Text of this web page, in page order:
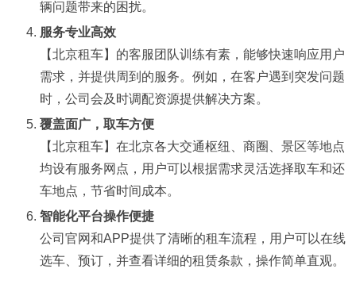
辆问题带来的困扰。
服务专业高效
【北京租车】的客服团队训练有素，能够快速响应用户
需求，并提供周到的服务。例如，在客户遇到突发问题
时，公司会及时调配资源提供解决方案。
覆盖面广，取车方便
【北京租车】在北京各大交通枢纽、商圈、景区等地点
均设有服务网点，用户可以根据需求灵活选择取车和还
车地点，节省时间成本。
智能化平台操作便捷
公司官网和APP提供了清晰的租车流程，用户可以在线
选车、预订，并查看详细的租赁条款，操作简单直观。